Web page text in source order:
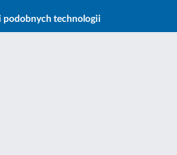
podobnych technologii